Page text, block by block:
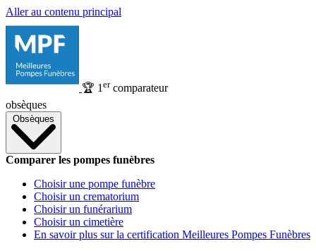
Aller au contenu principal
🏆 1 ercomparateur
obsèques
Obsèques
Comparer les pompes funèbres
Choisir une pompe funèbre
Choisir un crematorium
Choisir un funérarium
Choisir un cimetière
En savoir plus sur la certification Meilleures Pompes Funèbres